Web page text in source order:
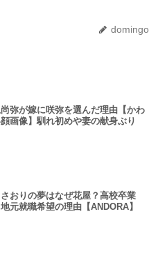
domingo
弥が嫁に咲弥を選んだ理由【かわ
画像】馴れ初めや妻の献身ぶり
おりの夢はなぜ花屋？高校卒業
元就職希望の理由【ANDORA】